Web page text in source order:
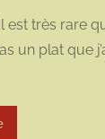
r
m
r
m
très rare
un plat que